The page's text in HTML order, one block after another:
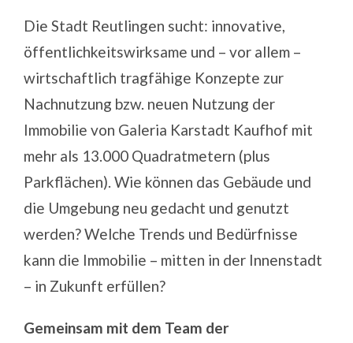
Die Stadt Reutlingen sucht: innovative,
öffentlichkeitswirksame und – vor allem –
wirtschaftlich tragfähige Konzepte zur
Nachnutzung bzw. neuen Nutzung der
Immobilie von Galeria Karstadt Kaufhof mit
mehr als 13.000 Quadratmetern (plus
Parkflächen). Wie können das Gebäude und
die Umgebung neu gedacht und genutzt
werden? Welche Trends und Bedürfnisse
kann die Immobilie – mitten in der Innenstadt
– in Zukunft erfüllen?
Gemeinsam mit dem Team der